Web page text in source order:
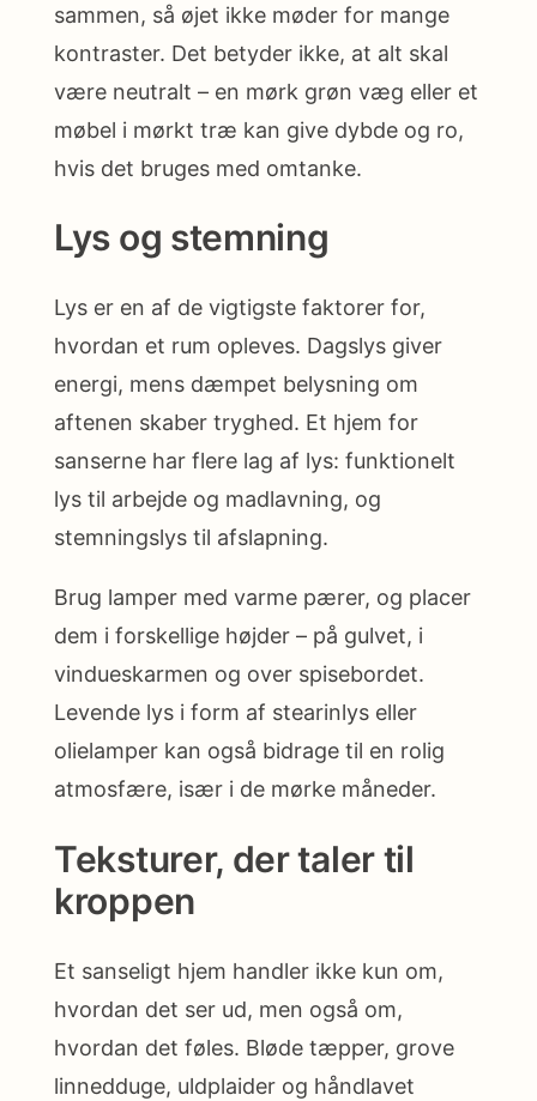
sammen, så øjet ikke møder for mange
kontraster. Det betyder ikke, at alt skal
være neutralt – en mørk grøn væg eller et
møbel i mørkt træ kan give dybde og ro,
hvis det bruges med omtanke.
Lys og stemning
Lys er en af de vigtigste faktorer for,
hvordan et rum opleves. Dagslys giver
energi, mens dæmpet belysning om
aftenen skaber tryghed. Et hjem for
sanserne har flere lag af lys: funktionelt
lys til arbejde og madlavning, og
stemningslys til afslapning.
Brug lamper med varme pærer, og placer
dem i forskellige højder – på gulvet, i
vindueskarmen og over spisebordet.
Levende lys i form af stearinlys eller
olielamper kan også bidrage til en rolig
atmosfære, især i de mørke måneder.
Teksturer, der taler til
kroppen
Et sanseligt hjem handler ikke kun om,
hvordan det ser ud, men også om,
hvordan det føles. Bløde tæpper, grove
linnedduge, uldplaider og håndlavet